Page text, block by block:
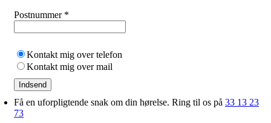
Postnummer *
Kontakt mig over telefon
Kontakt mig over mail
Indsend
Få en uforpligtende snak om din hørelse. Ring til os på 33 13 23
73